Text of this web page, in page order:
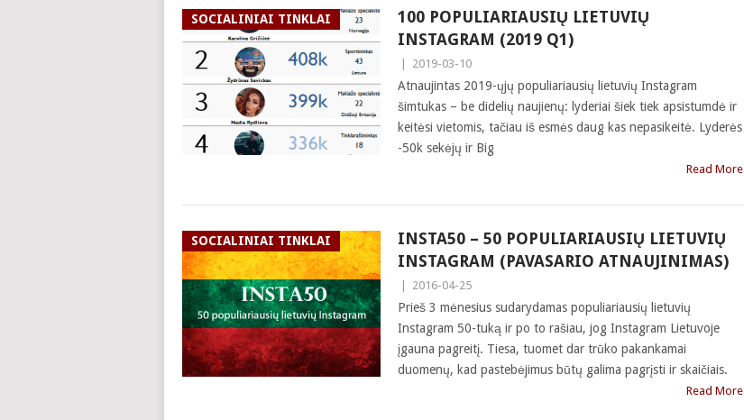
SOCIALINIAI TINKLAI
100 POPULIARIAUSIŲ LIETUVIŲ
INSTAGRAM (2019 Q1)
2019-03-10
Atnaujintas 2019-ųjų populiariausių lietuvių Instagram
šimtukas – be didelių naujienų: lyderiai šiek tiek apsistumdė ir
keitėsi vietomis, tačiau iš esmės daug kas nepasikeitė. Lyderės
-50k sekėjų ir Big
Read More
SOCIALINIAI TINKLAI
INSTA50 – 50 POPULIARIAUSIŲ LIETUVIŲ
INSTAGRAM (PAVASARIO ATNAUJINIMAS)
2016-04-25
Prieš 3 mėnesius sudarydamas populiariausių lietuvių
Instagram 50-tuką ir po to rašiau, jog Instagram Lietuvoje
įgauna pagreitį. Tiesa, tuomet dar trūko pakankamai
duomenų, kad pastebėjimus būtų galima pagrįsti ir skaičiais.
Read More